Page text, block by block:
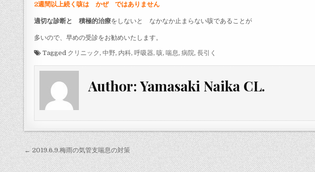
2週間以上続く咳は かぜ ではありません
適切な診断と 積極的治療をしないと なかなか止まらない咳であることが
多いので、早めの受診をお勧めいたします。
Tagged クリニック,中野, 内科,呼吸器,咳,喘息,病院,長引く
Author:Yamasaki Naika CL.
投
稿
← 2019.6.9.梅雨の気管支喘息の対策